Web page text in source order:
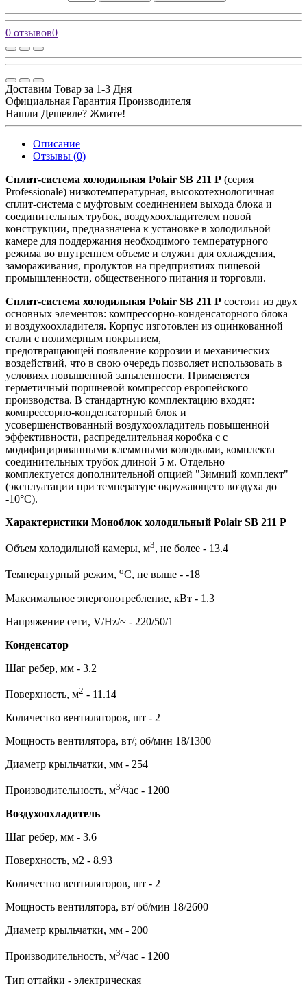
0 отзывов0
Доставим Товар за 1-3 Дня
Официальная Гарантия Производителя
Нашли Дешевле? Жмите!
Описание
Отзывы (0)
Сплит-система холодильная Polair SB 211 P (серия
Professionale) низкотемпературная, высокотехнологичная
сплит-система с муфтовым соединением выхода блока и
соединительных трубок, воздухоохладителем новой
конструкции, предназначена к установке в холодильной
камере для поддержания необходимого температурного
режима во внутреннем объеме и служит для охлаждения,
замораживания, продуктов на предприятиях пищевой
промышленности, общественного питания и торговли.
Сплит-система холодильная Polair SB 211 P состоит из двух
основных элементов: компрессорно-конденсаторного блока
и воздухоохладителя. Корпус изготовлен из оцинкованной
стали с полимерным покрытием,
предотвращающей появление коррозии и механических
воздействий, что в свою очередь позволяет использовать в
условиях повышенной запыленности. Применяется
герметичный поршневой компрессор европейского
производства. В стандартную комплектацию входят:
компрессорно-конденсаторный блок и
усовершенствованный воздухоохладитель повышенной
эффективности, распределительная коробка с с
модифицированными клеммными колодками, комплекта
соединительных трубок длиной 5 м. Отдельно
комплектуется дополнительной опцией "Зимний комплект"
(эксплуатации при температуре окружающего воздуха до
-10°С).
Характеристики Моноблок холодильный Polair SB 211 P
Объем холодильной камеры, м3, не более - 13.4
Температурный режим, оС, не выше - -18
Максимальное энергопотребление, кВт - 1.3
Напряжение сети, V/Hz/~ - 220/50/1
Конденсатор
Шаг ребер, мм - 3.2
Поверхность, м2 - 11.14
Количество вентиляторов, шт - 2
Мощность вентилятора, вт/; об/мин 18/1300
Диаметр крыльчатки, мм - 254
Производительность, м3/час - 1200
Воздухоохладитель
Шаг ребер, мм - 3.6
Поверхность, м2 - 8.93
Количество вентиляторов, шт - 2
Мощность вентилятора, вт/ об/мин 18/2600
Диаметр крыльчатки, мм - 200
Производительность, м3/час - 1200
Тип оттайки - электрическая